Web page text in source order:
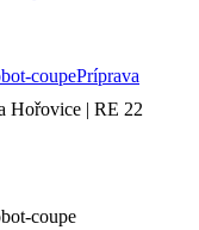
Príprava